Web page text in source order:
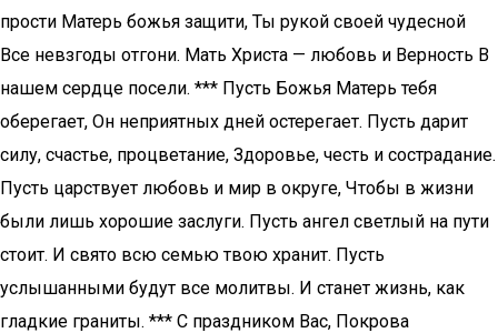
прости Матерь божья защити, Ты рукой своей чудесной
Все невзгоды отгони. Мать Христа — любовь и Верность В
нашем сердце посели. *** Пусть Божья Матерь тебя
оберегает, Он неприятных дней остерегает. Пусть дарит
силу, счастье, процветание, Здоровье, честь и сострадание.
Пусть царствует любовь и мир в округе, Чтобы в жизни
были лишь хорошие заслуги. Пусть ангел светлый на пути
стоит. И свято всю семью твою хранит. Пусть
услышанными будут все молитвы. И станет жизнь, как
гладкие граниты. *** С праздником Вас, Покрова